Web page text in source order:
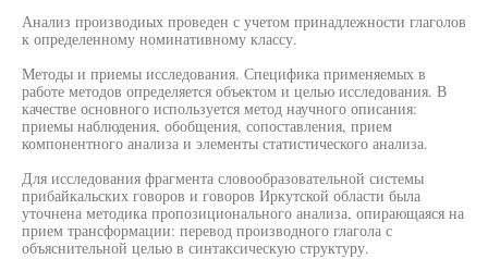
Анализ производиых проведен с учетом принадлежности глаголов
к определенному номинативному классу.
Методы и приемы исследования. Специфика применяемых в
работе методов определяется объектом и целью исследования. В
качестве основного используется метод научного описания:
приемы наблюдения, обобщения, сопоставления, прием
компонентного анализа и элементы статистического анализа.
Для исследования фрагмента словообразовательной системы
прибайкальских говоров и говоров Иркутской области была
уточнена методика пропозиционального анализа, опирающаяся на
прием трансформации: перевод производного глагола с
объяснительной целью в синтаксическую структуру.